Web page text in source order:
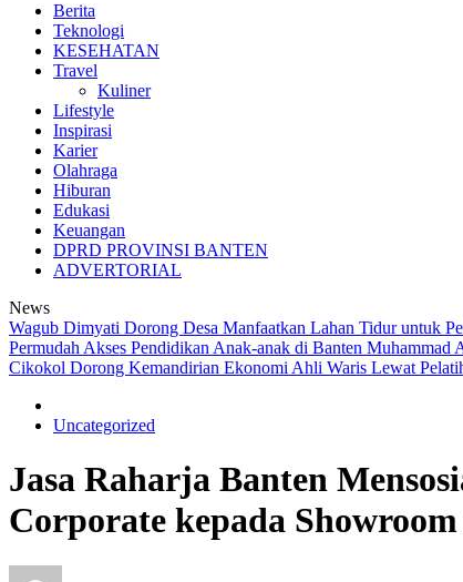
Berita
Teknologi
KESEHATAN
Travel
Kuliner
Lifestyle
Inspirasi
Karier
Olahraga
Hiburan
Edukasi
Keuangan
DPRD PROVINSI BANTEN
ADVERTORIAL
News
Wagub Dimyati Dorong Desa Manfaatkan Lahan Tidur untuk
Permudah Akses Pendidikan Anak-anak di Banten Muhammad
Cikokol Dorong Kemandirian Ekonomi Ahli Waris Lewat
Uncategorized
Jasa Raharja Banten
Corporate kepada